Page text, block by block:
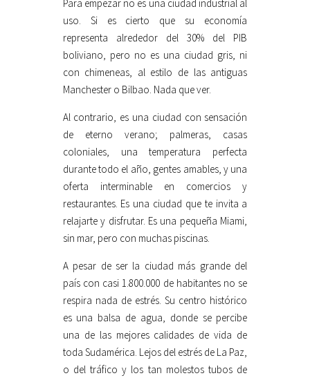
Para empezar no es una ciudad industrial al
uso. Si es cierto que su economía
representa alrededor del 30% del PIB
boliviano, pero no es una ciudad gris, ni
con chimeneas, al estilo de las antiguas
Manchester o Bilbao. Nada que ver.
Al contrario, es una ciudad con sensación
de eterno verano; palmeras, casas
coloniales, una temperatura perfecta
durante todo el año, gentes amables, y una
oferta interminable en comercios y
restaurantes. Es una ciudad que te invita a
relajarte y disfrutar. Es una pequeña Miami,
sin mar, pero con muchas piscinas.
A pesar de ser la ciudad más grande del
país con casi 1.800.000 de habitantes no se
respira nada de estrés. Su centro histórico
es una balsa de agua, donde se percibe
una de las mejores calidades de vida de
toda Sudamérica. Lejos del estrés de La Paz,
o del tráfico y los tan molestos tubos de